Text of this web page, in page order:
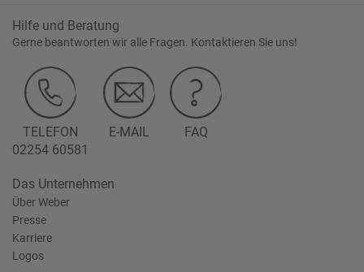
Hilfe und Beratung
Gerne beantworten wir alle Fragen. Kontaktieren Sie uns!
TELEFON
02254 60581
E-MAIL FAQ
Das Unternehmen
Über Weber
Presse
Karriere
Logos